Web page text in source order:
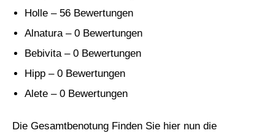
Holle – 56 Bewertungen
Alnatura – 0 Bewertungen
Bebivita – 0 Bewertungen
Hipp – 0 Bewertungen
Alete – 0 Bewertungen
Die Gesamtbenotung Finden Sie hier nun die